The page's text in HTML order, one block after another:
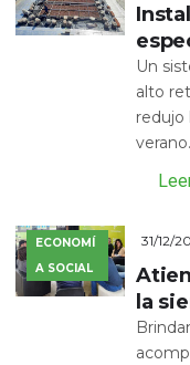
Un
alto
redujo
ECONOMÍ
A SOCIAL
31/12/
la